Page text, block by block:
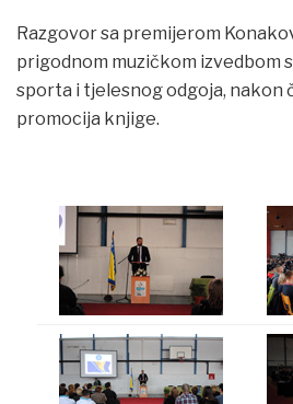
Razgovor sa premijerom
prigodnom muzičkom izvedbom
sporta i tjelesnog odgoja, nakon
promocija knjige.